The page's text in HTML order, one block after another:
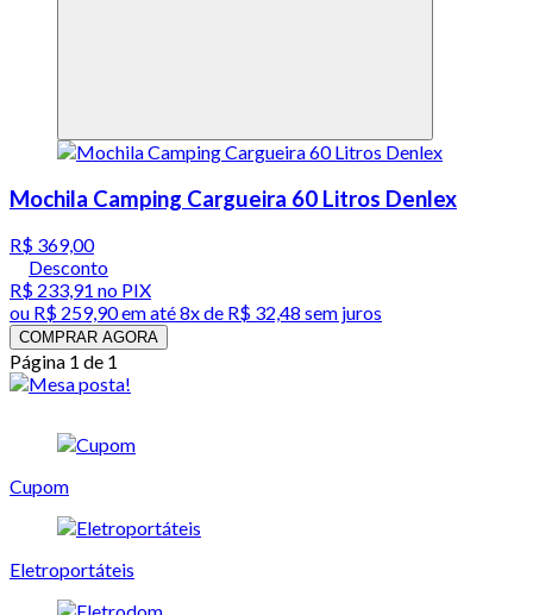
Mochila Camping Cargueira 60 Litros Denlex
R$ 369,00
Desconto
R$ 233,91 no PIX
ou R$ 259,90em até8x de R$ 32,48 sem juros
COMPRAR AGORA
Página 1 de 1
Cupom
Eletroportáteis